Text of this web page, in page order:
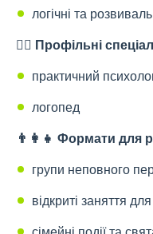
логічні та
👩‍⚕️ Профільні
практичний
логопед
👨‍👩‍👧 Формати для
групи неповного
відкриті заняття